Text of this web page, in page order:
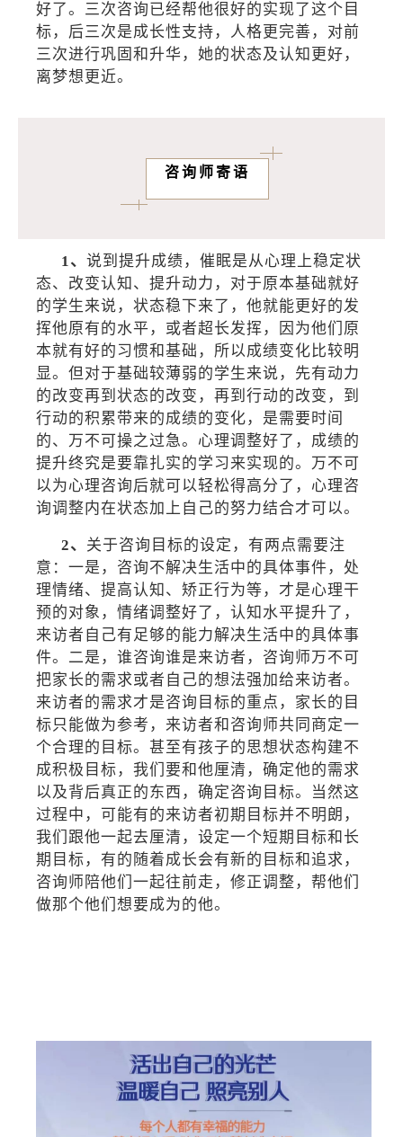
好了。三次咨询已经帮他很好的实现了这个目
标，后三次是成长性支持，人格更完善，对前
三次进行巩固和升华，她的状态及认知更好，
离梦想更近。
咨询师寄语
1、 说到提升成绩，催眠是从心理上稳定状
态、改变认知、提升动力，对于原本基础就好
的学生来说，状态稳下来了，他就能更好的发
挥他原有的水平，或者超长发挥，因为他们原
本就有好的习惯和基础，所以成绩变化比较明
显。但对于基础较薄弱的学生来说，先有动力
的改变再到状态的改变，再到行动的改变，到
行动的积累带来的成绩的变化，是需要时间
的、万不可操之过急。心理调整好了，成绩的
提升终究是要靠扎实的学习来实现的。万不可
以为心理咨询后就可以轻松得高分了，心理咨
询调整内在状态加上自己的努力结合才可以。
2、 关于咨询目标的设定，有两点需要注
意：一是，咨询不解决生活中的具体事件，处
理情绪、提高认知、矫正行为等，才是心理干
预的对象，情绪调整好了，认知水平提升了，
来访者自己有足够的能力解决生活中的具体事
件。二是，谁咨询谁是来访者，咨询师万不可
把家长的需求或者自己的想法强加给来访者。
来访者的需求才是咨询目标的重点，家长的目
标只能做为参考，来访者和咨询师共同商定一
个合理的目标。甚至有孩子的思想状态构建不
成积极目标，我们要和他厘清，确定他的需求
以及背后真正的东西，确定咨询目标。当然这
过程中，可能有的来访者初期目标并不明朗，
我们跟他一起去厘清，设定一个短期目标和长
期目标，有的随着成长会有新的目标和追求，
咨询师陪他们一起往前走，修正调整，帮他们
做那个他们想要成为的他。